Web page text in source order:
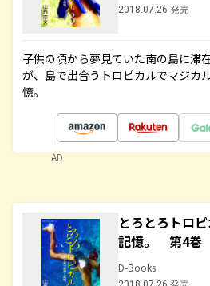
2018.07.26 発売
子供の頃から夢見ていた南の島に滞
が、島で出合うトロピカルでマジカ
憶。
AD
とろとろトロ
記憶。 第4巻
D-Books